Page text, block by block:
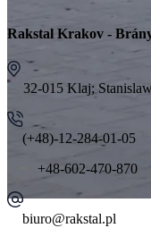
Rakstal Krakov -
32-015 Klaj;
(+48)-12-284-01-05
+48-602-470-870
biuro@rakstal.pl